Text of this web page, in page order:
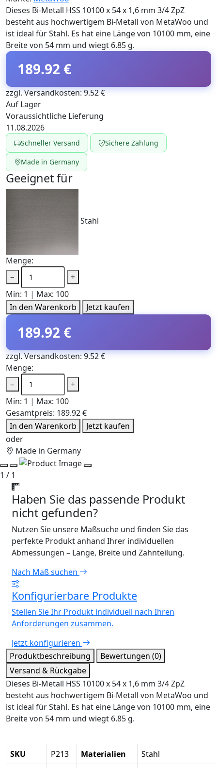
Dieses Bi-Metall HSS 10100 x 54 x 1,6 mm 3/4 ZpZ
besteht aus hochwertigem Bi-Metall von MetaWoo und
ist ideal für Stahl. Es hat eine Länge von 10100 mm, eine
Breite von 54 mm und wiegt 6.85 g.
189.92 €
zzgl. Versandkosten: 9.52 €
Auf Lager
Voraussichtliche Lieferung
11.08.2026
Schneller Versand Sichere Zahlung
Made in Germany
Geeignet für
Stahl
Menge:
−
+
Min: 1 | Max: 100
In den Warenkorb
Jetzt kaufen
189.92 €
zzgl. Versandkosten: 9.52 €
Menge:
−
+
Min: 1 | Max: 100
Gesamtpreis: 189.92 €
In den Warenkorb
Jetzt kaufen
oder
Made in Germany
1 / 1
Haben Sie das passende Produkt
nicht gefunden?
Nutzen Sie unsere Maßsuche und finden Sie das
perfekte Produkt anhand Ihrer individuellen
Abmessungen – Länge, Breite und Zahnteilung.
Nach Maß suchen
Konfigurierbare Produkte
Stellen Sie Ihr Produkt individuell nach Ihren
Anforderungen zusammen.
Jetzt konfigurieren
Produktbeschreibung
Bewertungen (0)
Versand & Rückgabe
Dieses Bi-Metall HSS 10100 x 54 x 1,6 mm 3/4 ZpZ
besteht aus hochwertigem Bi-Metall von MetaWoo und
ist ideal für Stahl. Es hat eine Länge von 10100 mm, eine
Breite von 54 mm und wiegt 6.85 g.
SKU P213 Materialien
Stahl